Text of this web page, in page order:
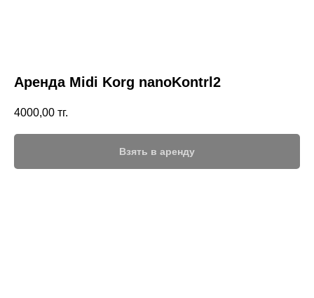
Аренда Midi Korg nanoKontrl2
4000,00 тг.
Взять в аренду